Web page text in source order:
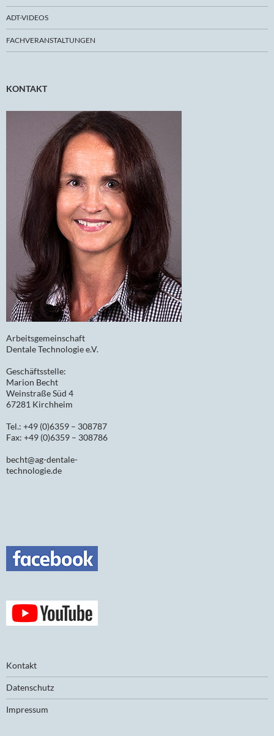
ADT-VIDEOS
FACHVERANSTALTUNGEN
KONTAKT
Arbeitsgemeinschaft
Dentale Technologie e.V.
Geschäftsstelle:
Marion Becht
Weinstraße Süd 4
67281 Kirchheim
Tel.: +49 (0)6359 – 308787
Fax: +49 (0)6359 – 308786
becht@ag-dentale-
technologie.de
Kontakt
Datenschutz
Impressum